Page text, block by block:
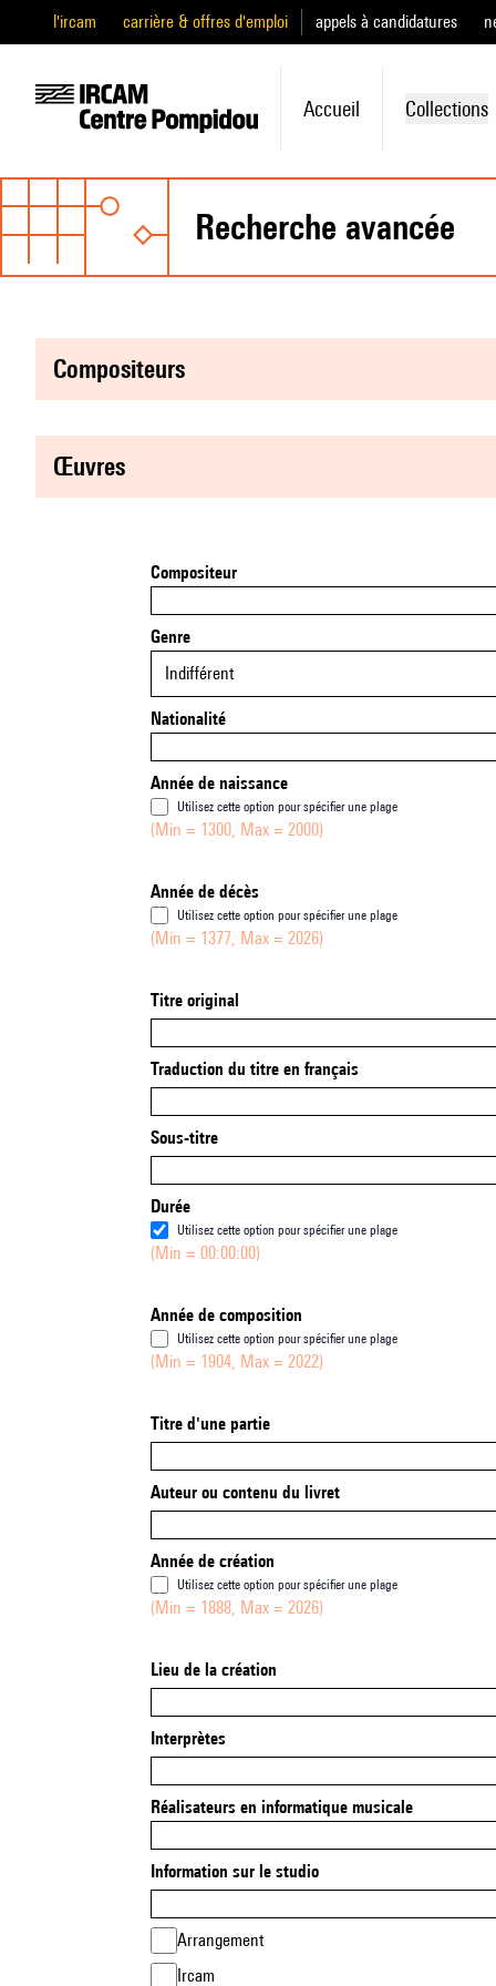
l'ircam carrière & offres d'emploi appels à candidatures
Accueil Collections
recherche avancée
compositeurs
œuvres
Compositeur
Genre
Indifférent
Nationalité
Année de naissance
Utilisez cette option pour spécifier une plage
(Min = 1300, Max = 2000)
Année de décès
Utilisez cette option pour spécifier une plage
(Min = 1377, Max = 2026)
Titre original
Traduction du titre en français
Sous-titre
Durée
Utilisez cette option pour spécifier une plage
(Min = 00:00:00)
Année de composition
Utilisez cette option pour spécifier une plage
(Min = 1904, Max = 2022)
Titre d'une partie
Auteur ou contenu du livret
Année de création
Utilisez cette option pour spécifier une plage
(Min = 1888, Max = 2026)
Lieu de la création
Interprètes
Réalisateurs en informatique musicale
Information sur le studio
Arrangement
Ircam